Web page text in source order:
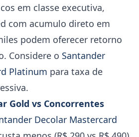
em classe executiva,
com acumulo direto em
podem oferecer retorno
Considere o Santander
Platinum para taxa de
Gold vs Concorrentes
Decolar Mastercard